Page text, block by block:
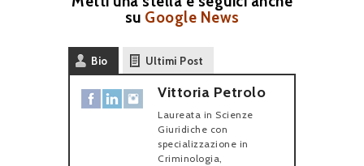
su Google News
Bio Ultimi Post
Vittoria Petrolo
Laureata in Scienze
Giuridiche con
specializzazione in
Criminologia,